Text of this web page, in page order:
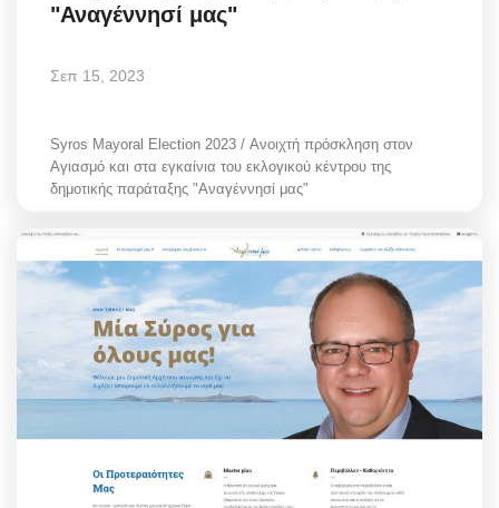
Mykonos Ticker TV
Health
Sustainability
In Pictures
Science & Tech
Aegean Islands
"Αναγέννησί μας"
Σεπ 15, 2023
Syros Mayoral Election 2023 / Ανοιχτή πρόσκληση στον
Αγιασμό και στα εγκαίνια του εκλογικού κέντρου της
δημοτικής παράταξης "Αναγέννησί μας"